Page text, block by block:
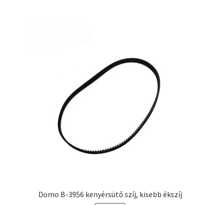
Domo B-3956 kenyérsütő szíj, kisebb ékszíj